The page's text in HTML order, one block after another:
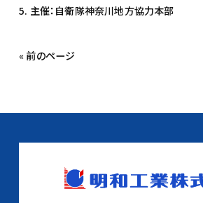
5. 主催：自衛隊神奈川地方協力本部
« 前のページ